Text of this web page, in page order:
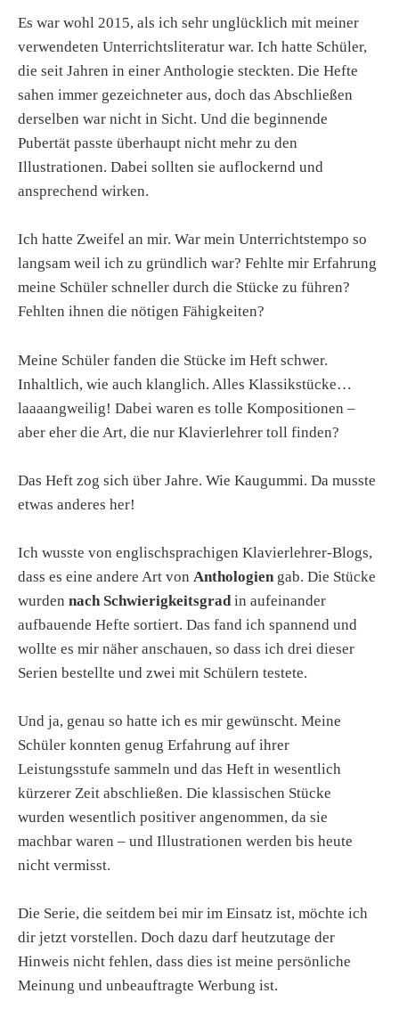
Es war wohl 2015, als ich sehr unglücklich mit meiner
verwendeten Unterrichtsliteratur war. Ich hatte Schüler,
die seit Jahren in einer Anthologie steckten. Die Hefte
sahen immer gezeichneter aus, doch das Abschließen
derselben war nicht in Sicht. Und die beginnende
Pubertät passte überhaupt nicht mehr zu den
Illustrationen. Dabei sollten sie auflockernd und
ansprechend wirken.
Ich hatte Zweifel an mir. War mein Unterrichtstempo so
langsam weil ich zu gründlich war? Fehlte mir Erfahrung
meine Schüler schneller durch die Stücke zu führen?
Fehlten ihnen die nötigen Fähigkeiten?
Meine Schüler fanden die Stücke im Heft schwer.
Inhaltlich, wie auch klanglich. Alles Klassikstücke…
laaaangweilig! Dabei waren es tolle Kompositionen –
aber eher die Art, die nur Klavierlehrer toll finden?
Das Heft zog sich über Jahre. Wie Kaugummi. Da musste
etwas anderes her!
Ich wusste von englischsprachigen Klavierlehrer-Blogs,
dass es eine andere Art von Anthologiengab. Die Stücke
wurden nach Schwierigkeitsgradin aufeinander
aufbauende Hefte sortiert. Das fand ich spannend und
wollte es mir näher anschauen, so dass ich drei dieser
Serien bestellte und zwei mit Schülern testete.
Und ja, genau so hatte ich es mir gewünscht. Meine
Schüler konnten genug Erfahrung auf ihrer
Leistungsstufe sammeln und das Heft in wesentlich
kürzerer Zeit abschließen. Die klassischen Stücke
wurden wesentlich positiver angenommen, da sie
machbar waren – und Illustrationen werden bis heute
nicht vermisst.
Die Serie, die seitdem bei mir im Einsatz ist, möchte ich
dir jetzt vorstellen. Doch dazu darf heutzutage der
Hinweis nicht fehlen, dass dies ist meine persönliche
Meinung und unbeauftragte Werbung ist.